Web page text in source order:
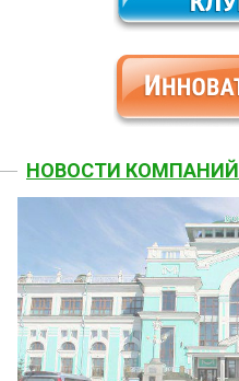
НОВОСТИ КОМПАНИЙ